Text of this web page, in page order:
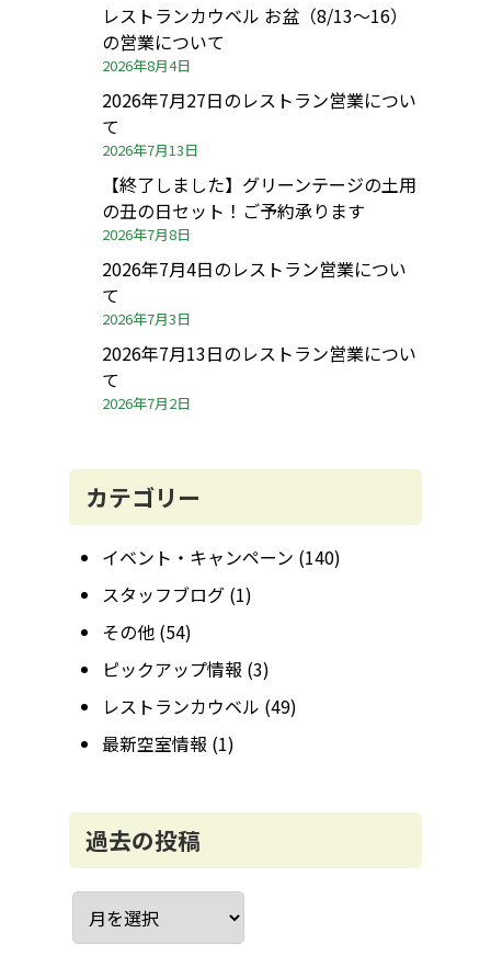
レストランカウベル お盆（8/13～16）
の営業について
2026年8月4日
2026年7月27日のレストラン営業につい
て
2026年7月13日
【終了しました】グリーンテージの土用
の丑の日セット！ご予約承ります
2026年7月8日
2026年7月4日のレストラン営業につい
て
2026年7月3日
2026年7月13日のレストラン営業につい
て
2026年7月2日
カテゴリー
イベント・キャンペーン (140)
スタッフブログ(1)
その他(54)
ピックアップ情報 (3)
レストランカウベル (49)
最新空室情報 (1)
過去の投稿
ア
カ